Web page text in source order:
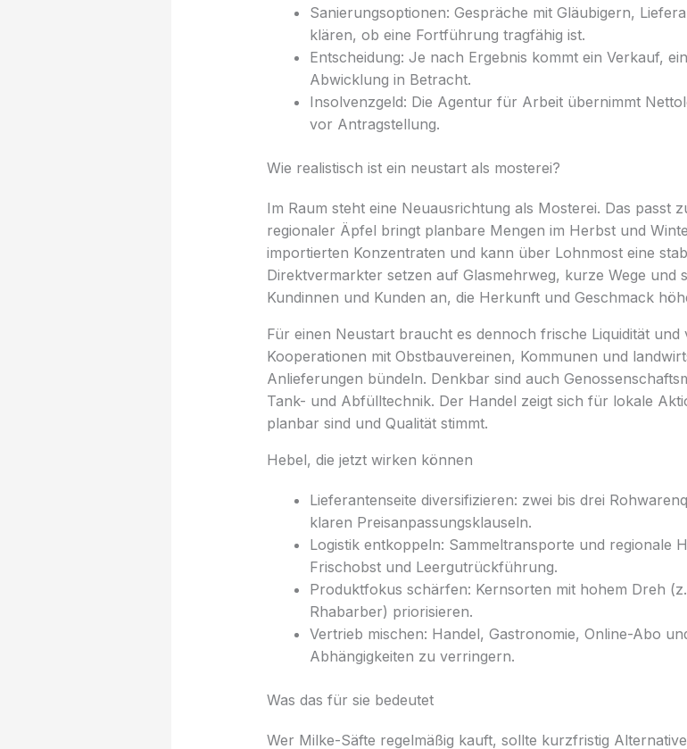
Sanierungsoptionen: Gespräche mit Gläubigern,
klären, ob eine Fortführung tragfähig ist.
Entscheidung: Je nach Ergebnis kommt ein Verkauf,
Abwicklung in Betracht.
Insolvenzgeld: Die Agentur für Arbeit übernimmt
vor Antragstellung.
Wie realistisch ist ein neustart als mosterei?
Im Raum steht eine Neuausrichtung als Mosterei. Das passt
regionaler Äpfel bringt planbare Mengen im Herbst und
importierten Konzentraten und kann über Lohnmost eine
Direktvermarkter setzen auf Glasmehrweg, kurze Wege und
Kundinnen und Kunden an, die Herkunft und Geschmack
Für einen Neustart braucht es dennoch frische Liquidität und
Kooperationen mit Obstbauvereinen, Kommunen und
Anlieferungen bündeln. Denkbar sind auch
Tank- und Abfülltechnik. Der Handel zeigt sich für lokale
planbar sind und Qualität stimmt.
Hebel, die jetzt wirken können
Lieferantenseite diversifizieren: zwei bis drei
klaren Preisanpassungsklauseln.
Logistik entkoppeln: Sammeltransporte und regionale
Frischobst und Leergutrückführung.
Produktfokus schärfen: Kernsorten mit hohem Dreh
Rhabarber) priorisieren.
Vertrieb mischen: Handel, Gastronomie, Online-Abo
Abhängigkeiten zu verringern.
Was das für sie bedeutet
Wer Milke-Säfte regelmäßig kauft, sollte kurzfristig